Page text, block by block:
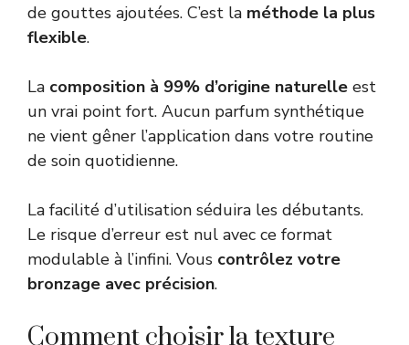
de gouttes ajoutées. C’est la méthode la plus
flexible.
La composition à 99% d’origine naturelle est
un vrai point fort. Aucun parfum synthétique
ne vient gêner l’application dans votre routine
de soin quotidienne.
La facilité d’utilisation séduira les débutants.
Le risque d’erreur est nul avec ce format
modulable à l’infini. Vous contrôlez votre
bronzage avec précision.
Comment choisir la texture